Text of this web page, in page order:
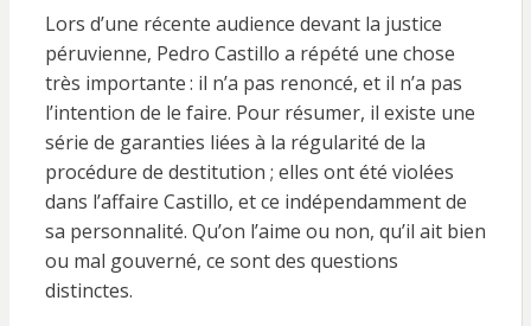
Lors d’une récente audience devant la justice
péruvienne, Pedro Castillo a répété une chose
très importante : il n’a pas renoncé, et il n’a pas
l’intention de le faire. Pour résumer, il existe une
série de garanties liées à la régularité de la
procédure de destitution ; elles ont été violées
dans l’affaire Castillo, et ce indépendamment de
sa personnalité. Qu’on l’aime ou non, qu’il ait bien
ou mal gouverné, ce sont des questions
distinctes.